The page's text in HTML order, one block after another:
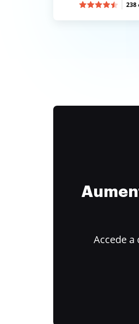
238
Accede